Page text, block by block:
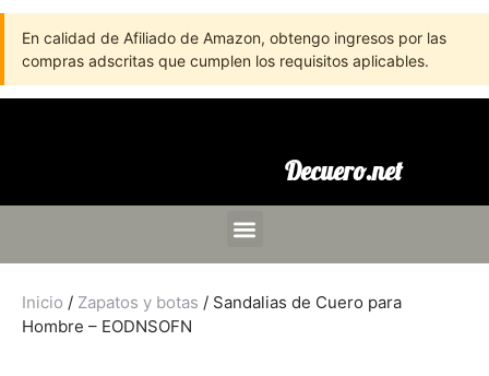
En calidad de Afiliado de Amazon, obtengo ingresos por las
compras adscritas que cumplen los requisitos aplicables.
Decuero.net
Inicio / Zapatos y botas / Sandalias de Cuero para
Hombre – EODNSOFN